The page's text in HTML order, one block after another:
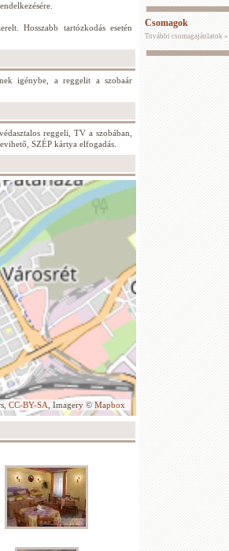
Hosszabb tartózkodás esetén
igénybe, a reggelit a szobaár
reggeli, TV a szobában,
SZÉP kártya elfogadás.
CC-BY-SA , Imagery © Mapbox
Csomagok
További csomagajánlatok »